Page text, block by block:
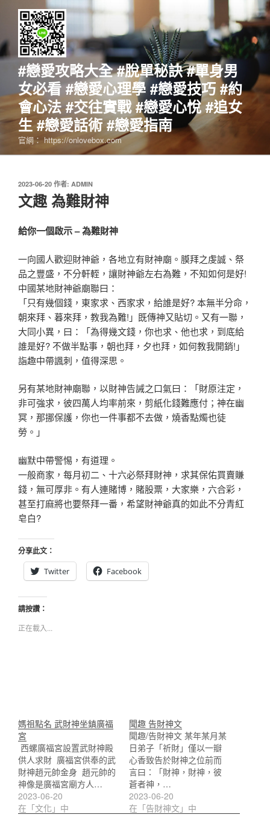
要
#戀愛攻略大全 #脫單秘訣 #單身男
女必看 #戀愛心理學 #戀愛技巧 #約
會心法 #交往實戰 #戀愛心悅 #追女
生 #戀愛話術 #戀愛指南
官網： https://onlovebox.com
發
於
2023-06-20 作者: ADMIN
文趣 為難財神
給你一個啟示 – 為難財神
一向國人歡迎財神爺，各地立有財神廟。膜拜之虔誠、祭
品之豐盛，不分軒輊，讓財神爺左右為難，不知如何是好!
中國某地財神爺廟聯曰：
「只有幾個錢，東家求、西家求，給誰是好? 本無半分命，
朝來拜、暮來拜，教我為難!」既傳神又貼切。又有一聯，
大同小異，曰：「為得幾文錢，你也求、他也求，到底給
誰是好? 不做半點事，朝也拜，夕也拜，如何教我開銷!」
詣趣中帶諷刺，值得深思。
另有某地財神廟聯，以財神告誡之口氣曰：「財原注定，
非可強求，彼四萬人均率前來，剪紙化錢難應付；神在幽
冥，那挪保護，你也一件事都不去做，燒香點燭也徒
勞。」
幽默中帶警惕，有道理。
一般商家，每月初二、十六必祭拜財神，求其保佑買賣賺
錢，無可厚非。有人連賭博，賭股票，大家樂，六合彩，
甚至打麻將也要祭拜一番，希望財神爺真的如此不分青紅
皂白?
分享此文：
Twitter
Facebook
請按讚：
正在載入...
媽祖點名 武財神坐鎮廣福
宮
​ 西螺廣福宮設置武財神殿
供人求財 ​ 廣福宮供奉的武
財神趙元帥金身 ​ 趙元帥的
神像是廣福宮廟方人…
2023-06-20
在「文化」中
聞趣 告財神文
聞趣/告財神文 某年某月某
日弟子「祈財」僅以一瓣
心香致告於財神之位前而
言曰：「財神，財神，彼
蒼者神，…
2023-06-20
在「告財神文」中